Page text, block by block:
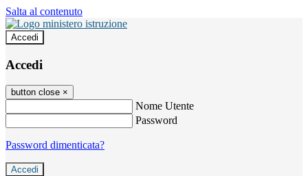
Salta al contenuto
Accedi
Accedi
button close ×
Nome Utente
Password
Password dimenticata?